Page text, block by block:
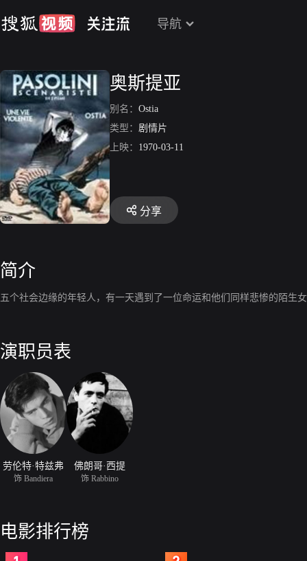
导航
奥斯提亚
别名： Ostia
类型： 剧情片
上映： 1970-03-11
分享
简介
五个社会边缘的年轻人，有一天遇到了一位命运和他们同样悲惨的陌
演职员表
劳伦特·特兹弗
饰 Bandiera
佛朗哥·西提
饰 Rabbino
电影排行榜